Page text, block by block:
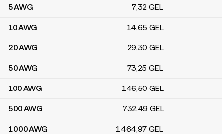
5AWG 7,32 GEL
10AWG 14,65 GEL
20AWG 29,30 GEL
50AWG 73,25 GEL
100AWG 146,50 GEL
500AWG 732,49 GEL
1 000AWG 1 464,97 GEL